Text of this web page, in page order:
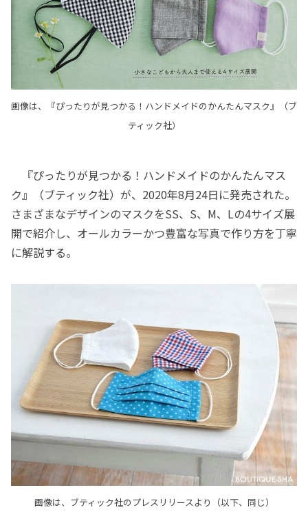
画像は、『ぴったりが見つかる！ハンドメイドのかんたんマスク』（ブ
ティック社）
『ぴったりが見つかる！ハンドメイドのかんたんマス
ク』（ブティック社）が、2020年8月24日に発売された。
さまざまなデザインのマスクをSS、S、M、Lの4サイズ展
開で紹介し、オールカラーかつ豊富な写真で作り方を丁寧
に解説する。
画像は、ブティック社のプレスリリースより（以下、同じ）